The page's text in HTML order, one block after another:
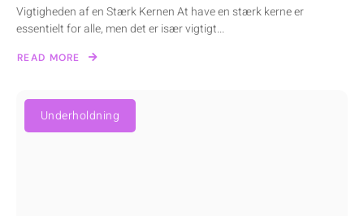
Vigtigheden af en Stærk Kernen At have en stærk kerne er
essentielt for alle, men det er især vigtigt...
READ MORE
Underholdning